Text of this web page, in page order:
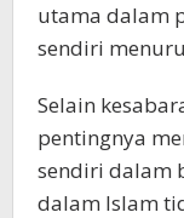
utama dalam
sendiri
Selain
pentingnya
sendiri dalam
dalam Islam